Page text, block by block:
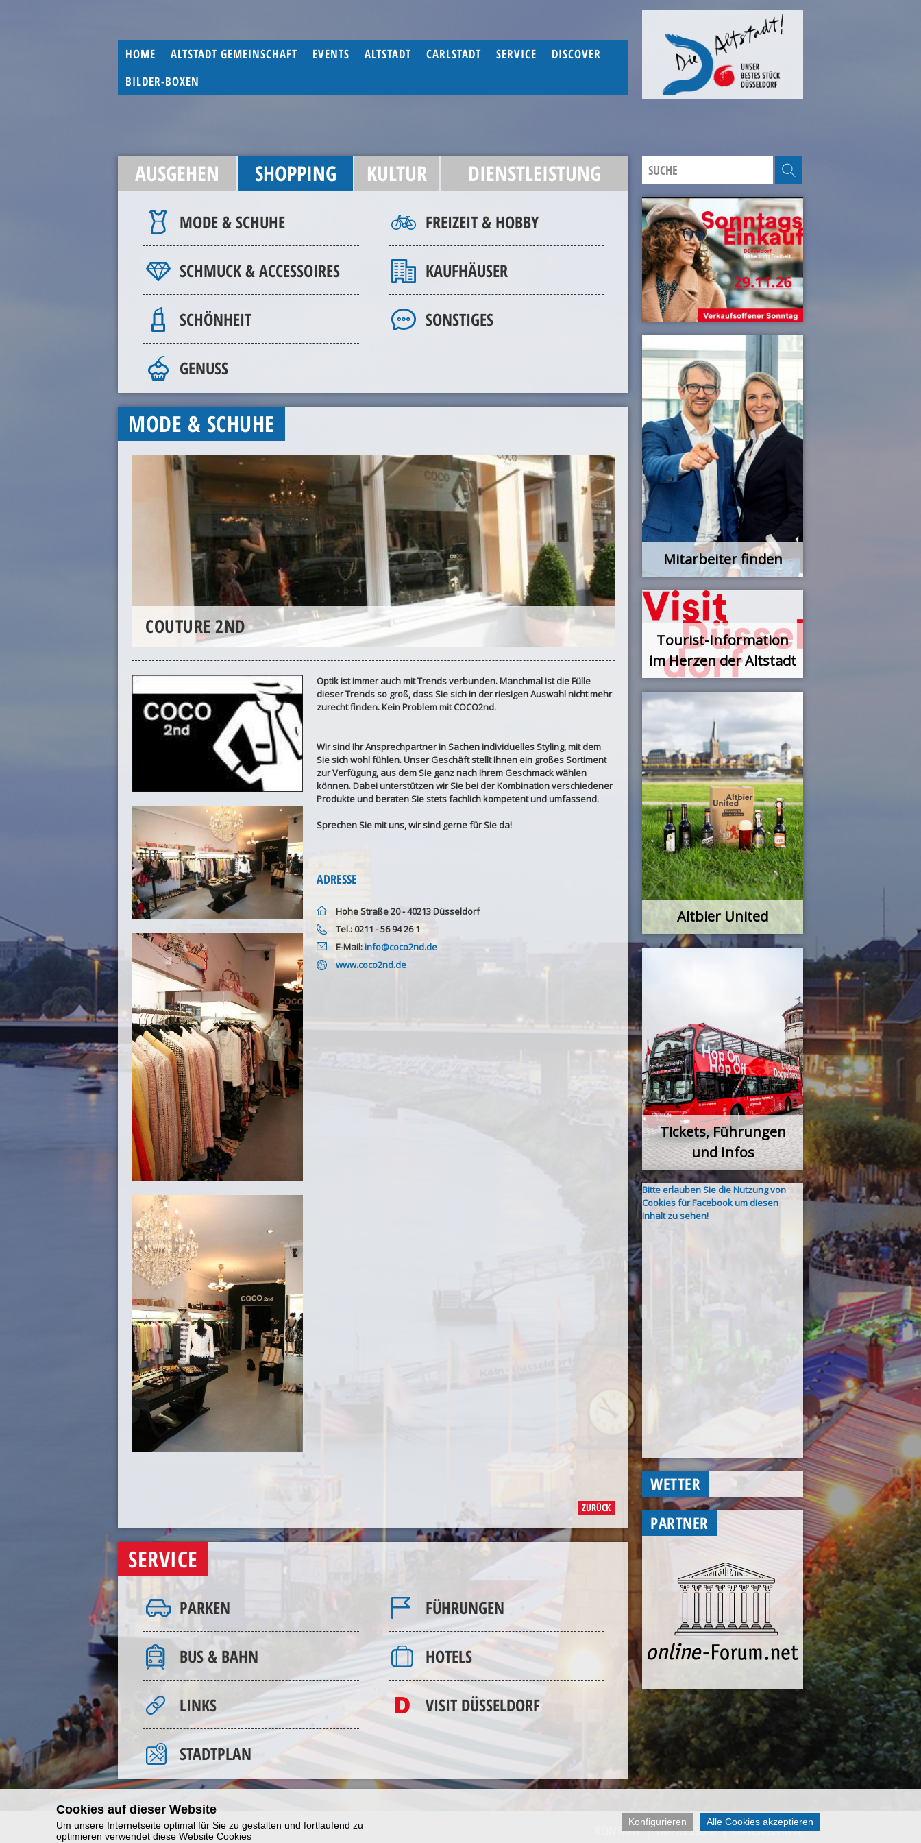
HOME ALTSTADT GEMEINSCHAFT EVENTS ALTSTADT CARLSTADT SERVICE
DISCOVER
BILDER-BOXEN
AUSGEHEN SHOPPING KULTUR DIENSTLEISTUNG
MODE & SCHUHE
SCHMUCK & ACCESSOIRES
SCHÖNHEIT
GENUSS
FREIZEIT & HOBBY
KAUFHÄUSER
SONSTIGES
MODE & SCHUHE
COUTURE 2ND
Optik ist immer auch mit Trends verbunden. Manchmal ist die Fülle
dieser Trends so groß, dass Sie sich in der riesigen Auswahl nicht mehr
zurecht finden. Kein Problem mit COCO2nd.
Wir sind Ihr Ansprechpartner in Sachen individuelles Styling, mit dem
Sie sich wohl fühlen. Unser Geschäft stellt Ihnen ein großes Sortiment
zur Verfügung, aus dem Sie ganz nach Ihrem Geschmack wählen
können. Dabei unterstützen wir Sie bei der Kombination verschiedener
Produkte und beraten Sie stets fachlich kompetent und umfassend.
Sprechen Sie mit uns, wir sind gerne für Sie da!
ADRESSE
Hohe Straße 20 - 40213 Düsseldorf
Tel.: 0211 - 56 94 26 1
E-Mail:info@coco2nd.de
www.coco2nd.de
ZURÜCK
SERVICE
PARKEN
BUS & BAHN
LINKS
STADTPLAN
FÜHRUNGEN
HOTELS
VISIT DÜSSELDORF
Mitarbeiter finden
Tourist-Information
im Herzen der Altstadt
Altbier United
Tickets, Führungen
und Infos
Bitte erlauben Sie die Nutzung von
Cookies für Facebook um diesen
Inhalt zu sehen!
WETTER
PARTNER
KONTAKT IMPRESSUM DATENSCHUTZ
Cookies auf dieser Website
Um unsere Internetseite optimal für Sie zu gestalten und fortlaufend zu
optimieren verwendet diese Website Cookies
Konfigurieren Alle Cookies akzeptieren